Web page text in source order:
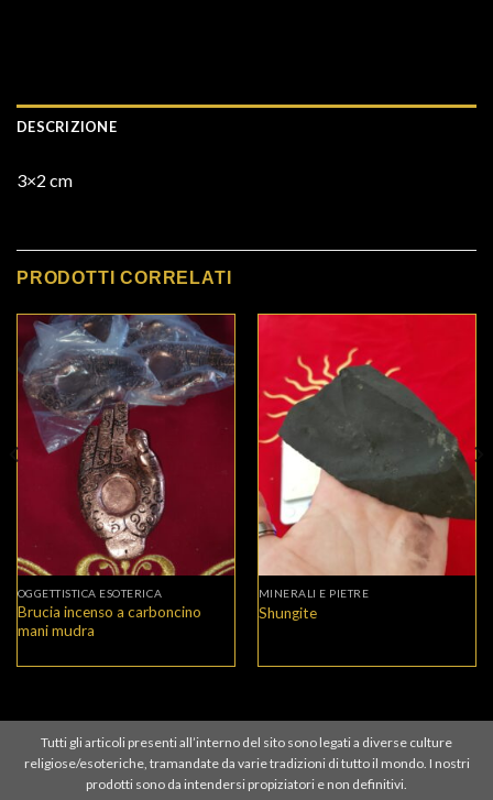
DESCRIZIONE
3×2 cm
PRODOTTI CORRELATI
OGGETTISTICA ESOTERICA
Brucia incenso a carboncino
mani mudra
MINERALI E PIETRE
Shungite
Tutti gli articoli presenti all’interno del sito sono legati a diverse culture
religiose/esoteriche, tramandate da varie tradizioni di tutto il mondo. I nostri
prodotti sono da intendersi propiziatori e non definitivi.